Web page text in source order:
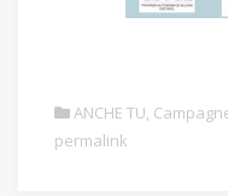
ANCHE TU,
permalink